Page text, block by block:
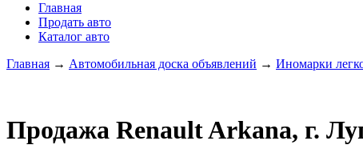
Главная
Продать авто
Каталог авто
Главная → Автомобильная доска объявлений → Иномарки
Продажа Renault Arkana, г.